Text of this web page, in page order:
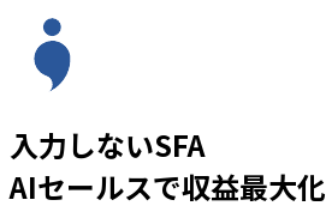
入力しないSFA
AIセールスで収益最大化